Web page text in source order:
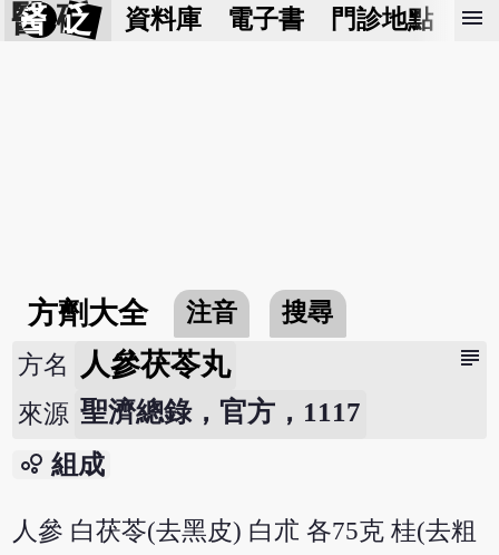
醫 砭 資料庫 電子書 門診地點 預
menu
方劑大全 注音 搜尋
subject
方名 人參茯苓丸
來源 聖濟總錄，官方，1117
bubble_chart 組成
人參 白茯苓(去黑皮) 白朮 各75克 桂(去粗